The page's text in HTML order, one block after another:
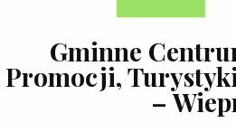
Gminne
Promocji,
–